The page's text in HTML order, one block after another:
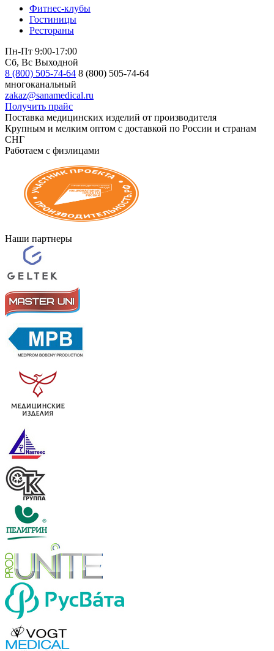
Фитнес-клубы
Гостиницы
Рестораны
Пн-Пт 9:00-17:00
Сб, Вс Выходной
8 (800) 505-74-64 8 (800) 505-74-64
многоканальный
zakaz@sanamedical.ru
Получить прайс
Поставка медицинских изделий от производителя
Крупным и мелким оптом с доставкой по России и странам
СНГ
Работаем с физлицами
Наши партнеры